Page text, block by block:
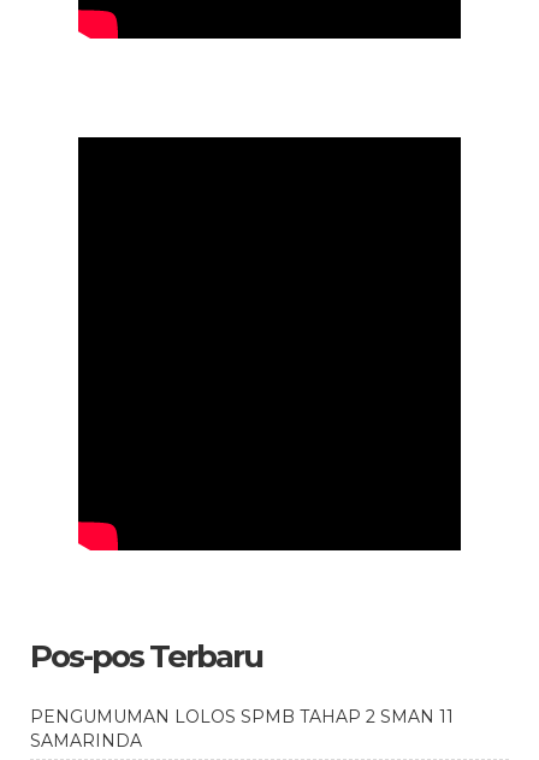
Pos-pos Terbaru
PENGUMUMAN LOLOS SPMB TAHAP 2 SMAN 11
SAMARINDA